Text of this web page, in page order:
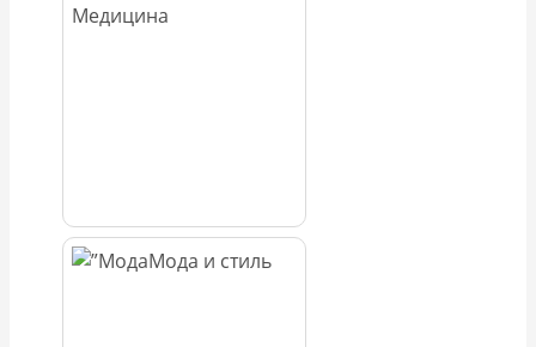
Медицина
Мода и стиль